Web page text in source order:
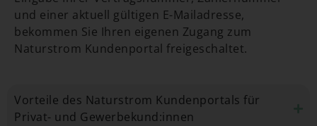
und einer aktuell gültigen E-Mailadresse,
bekommen Sie Ihren eigenen Zugang zum
Naturstrom Kundenportal freigeschaltet.
Vorteile des Naturstrom Kundenportals für
Privat- und Gewerbekund:innen